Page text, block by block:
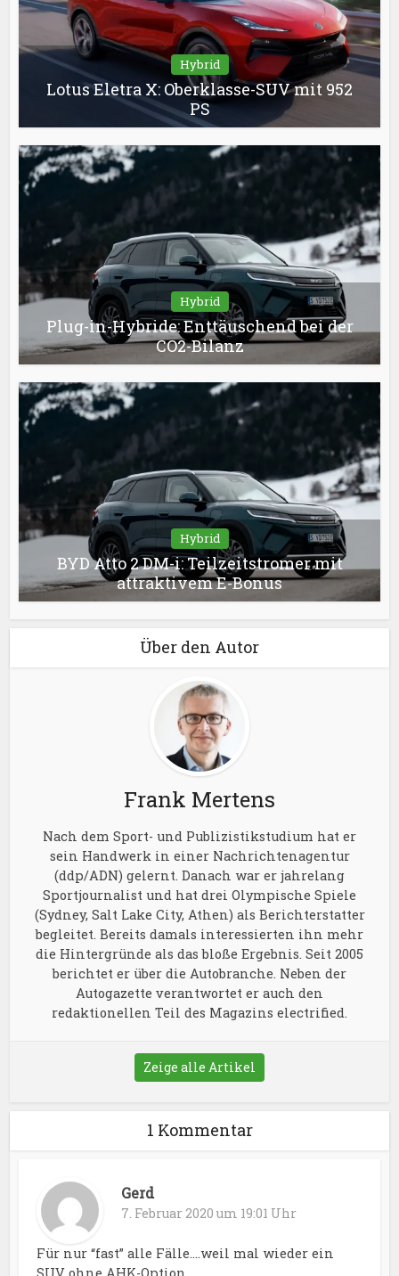
Hybrid
Lotus Eletra X: Oberklasse-SUV mit 952
PS
Hybrid
Plug-in-Hybride: Enttäuschend bei der
CO2-Bilanz
Hybrid
BYD Atto 2 DM-i: Teilzeitstromer mit
attraktivem E-Bonus
Über den Autor
Frank Mertens
Nach dem Sport- und Publizistikstudium hat er
sein Handwerk in einer Nachrichtenagentur
(ddp/ADN) gelernt. Danach war er jahrelang
Sportjournalist und hat drei Olympische Spiele
(Sydney, Salt Lake City, Athen) als Berichterstatter
begleitet. Bereits damals interessierten ihn mehr
die Hintergründe als das bloße Ergebnis. Seit 2005
berichtet er über die Autobranche. Neben der
Autogazette verantwortet er auch den
redaktionellen Teil des Magazins electrified.
Zeige alle Artikel
1 Kommentar
Gerd
7. Februar 2020 um 19:01 Uhr
Für nur “fast” alle Fälle….weil mal wieder ein